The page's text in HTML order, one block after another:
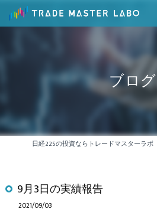
ブログ
日経225の投資ならトレードマスターラボ
9月3日の実績報告
2021/09/03